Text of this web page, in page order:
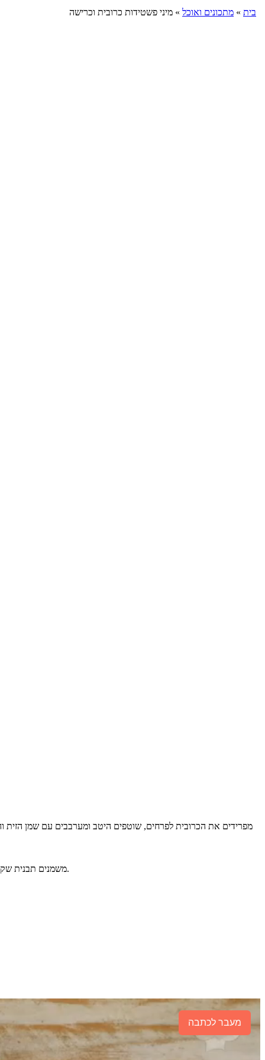
בית » מתכונים ואוכל » מיני פשטידות כרובית וכרישה
משמנים תבנית שקעים או תבניות אישיות בספריי שמן, ממלאים בבלילה, מרססים מעט ספריי שמן מעל ואופים בתנור בחום של 200 מעלות למשך כ- 20-30 דקות.
מעבר לכתבה